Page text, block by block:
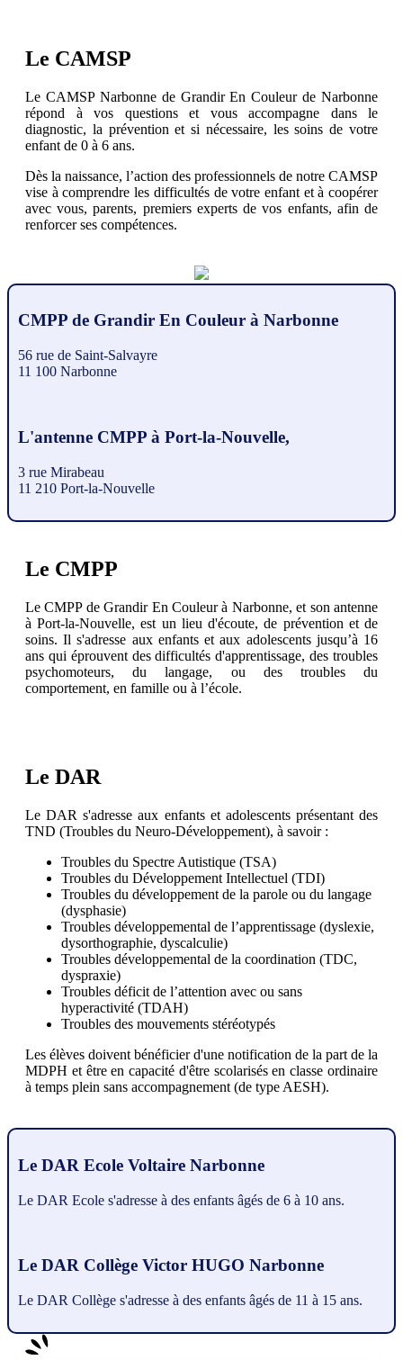
Le CAMSP
Le CAMSP Narbonne de Grandir En Couleur de Narbonne
répond à vos questions et vous accompagne dans le
diagnostic, la prévention et si nécessaire, les soins de votre
enfant de 0 à 6 ans.
Dès la naissance, l’action des professionnels de notre CAMSP
vise à comprendre les difficultés de votre enfant et à coopérer
avec vous, parents, premiers experts de vos enfants, afin de
renforcer ses compétences.
CMPP de Grandir En Couleur à Narbonne
56 rue de Saint-Salvayre
11 100 Narbonne
L'antenne CMPP à Port-la-Nouvelle,
3 rue Mirabeau
11 210 Port-la-Nouvelle
Le CMPP
Le CMPP de Grandir En Couleur à Narbonne, et son antenne
à Port-la-Nouvelle, est un lieu d'écoute, de prévention et de
soins. Il s'adresse aux enfants et aux adolescents jusqu’à 16
ans qui éprouvent des difficultés d'apprentissage, des troubles
psychomoteurs, du langage, ou des troubles du
comportement, en famille ou à l’école.
Le DAR
Le DAR s'adresse aux enfants et adolescents présentant des
TND (Troubles du Neuro-Développement), à savoir :
Troubles du Spectre Autistique (TSA)
Troubles du Développement Intellectuel (TDI)
Troubles du développement de la parole ou du langage
(dysphasie)
Troubles développemental de l’apprentissage (dyslexie,
dysorthographie, dyscalculie)
Troubles développemental de la coordination (TDC,
dyspraxie)
Troubles déficit de l’attention avec ou sans
hyperactivité (TDAH)
Troubles des mouvements stéréotypés
Les élèves doivent bénéficier d'une notification de la part de la
MDPH et être en capacité d'être scolarisés en classe ordinaire
à temps plein sans accompagnement (de type AESH).
Le DAR Ecole Voltaire Narbonne
Le DAR Ecole s'adresse à des enfants âgés de 6 à 10 ans.
Le DAR Collège Victor HUGO Narbonne
Le DAR Collège s'adresse à des enfants âgés de 11 à 15 ans.